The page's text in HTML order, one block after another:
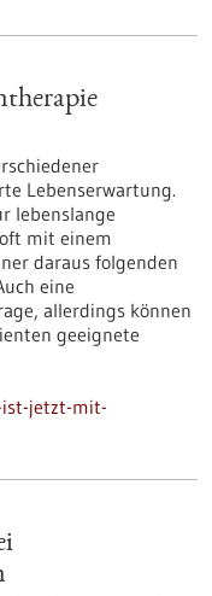
Lebenserwartung.
lebenslange
mit einem
daraus folgenden
eine
allerdings können
geeignete
jetzt-mit-